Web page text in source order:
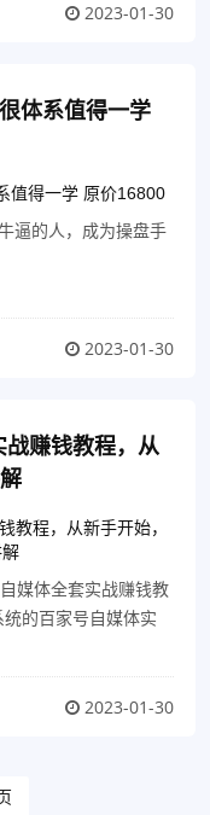
2023-01-30
体系值得一学
逼的人，成为操盘手
2023-01-30
战赚钱教程，从
媒体全套实战赚钱教
的百家号自媒体实
2023-01-30